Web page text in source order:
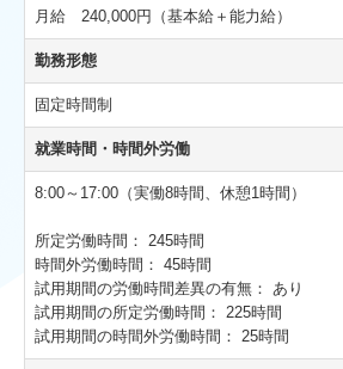
月給 240,000円（基本給＋能力給）
勤務形態
固定時間制
就業時間・時間外労働
8:00～17:00（実働8時間、休憩1時間）
所定労働時間： 245時間
時間外労働時間： 45時間
試用期間の労働時間差異の有無： あり
試用期間の所定労働時間： 225時間
試用期間の時間外労働時間： 25時間